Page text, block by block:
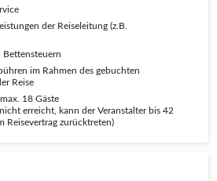
der Reiseleitung (z.B.
im Rahmen des gebuchten
Reise
18 Gäste
erreicht, kann der Veranstalter bis 42
Reisevertrag zurücktreten)